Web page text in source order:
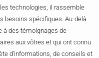
technologies, il rassemble
besoins spécifiques. Au-delà
à des témoignages de
aux vôtres et qui ont connu
d’informations, de conseils et